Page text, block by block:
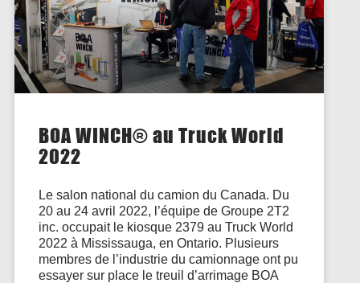
BOA WINCH® au Truck World
2022
Le salon national du camion du Canada. Du
20 au 24 avril 2022, l’équipe de Groupe 2T2
inc. occupait le kiosque 2379 au Truck World
2022 à Mississauga, en Ontario. Plusieurs
membres de l’industrie du camionnage ont pu
essayer sur place le treuil d’arrimage BOA